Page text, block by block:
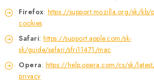
Firefox: https://support.mozilla.org/sk/kb/
cookies
Safari: https://support.apple.com/sk-
sk/guide/safari/sfri11471/mac
Opera: https://help.opera.com/cs/sk/
privacy